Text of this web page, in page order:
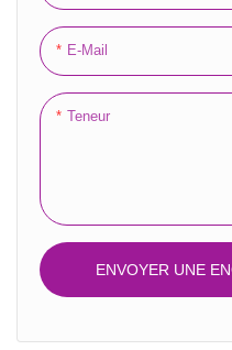
E-Mail
Teneur
ENVOYER UNE